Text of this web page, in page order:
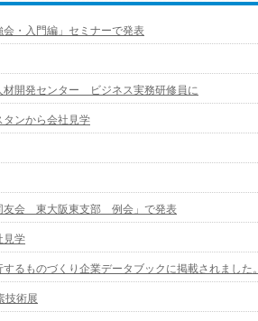
会・入門編」セミナーで発表
材開発センター ビジネス実務研修員に
ンから会社見学
友会 東大阪東支部 例会」で発表
見学
るものづくり企業データブックに掲載されました。
技術展